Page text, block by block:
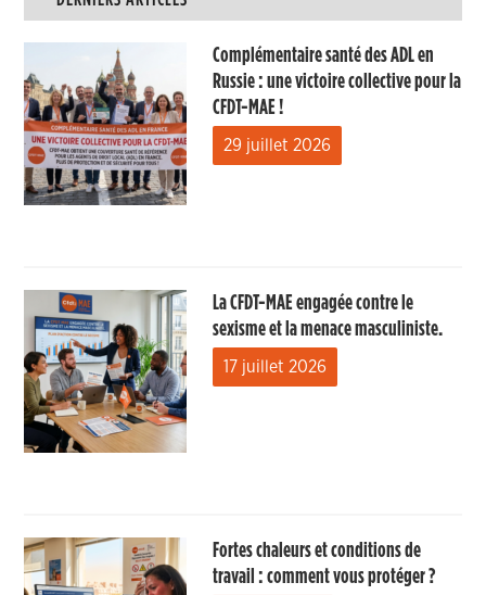
Complémentaire santé des ADL en
Russie : une victoire collective pour la
CFDT-MAE !
29 juillet 2026
La CFDT-MAE engagée contre le
sexisme et la menace masculiniste.
17 juillet 2026
Fortes chaleurs et conditions de
travail : comment vous protéger ?